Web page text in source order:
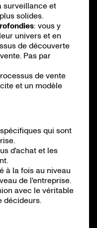
surveillance et
solides.
: vous y
univers et en
de découverte
Pas par
de vente
et un modèle
qui sont
d'achat et les
à la fois au niveau
de l'entreprise.
avec le véritable
décideurs.